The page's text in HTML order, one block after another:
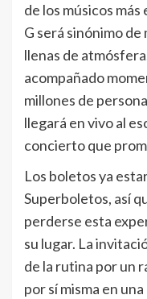
de los músicos
G será sinónimo
llenas de
acompañado
millones de
llegará en vivo al
concierto que
Los boletos ya
Superboletos, así
perderse esta
su lugar. La
de la rutina por un
por sí misma en